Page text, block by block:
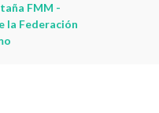
FMM -
la Federación